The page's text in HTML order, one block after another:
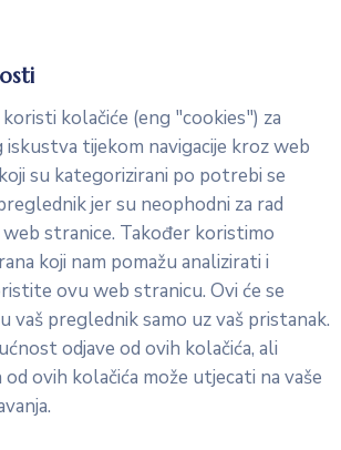
kolačiće (eng "cookies") za
iskustva tijekom navigacije kroz web
su kategorizirani po potrebi se
jer su neophodni za rad
stranice. Također koristimo
koji nam pomažu analizirati i
ovu web stranicu. Ovi će se
vaš preglednik samo uz vaš pristanak.
odjave od ovih kolačića, ali
ovih kolačića može utjecati na vaše